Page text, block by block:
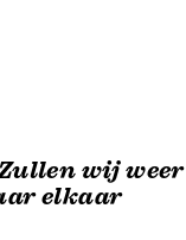
wij weer
elkaar